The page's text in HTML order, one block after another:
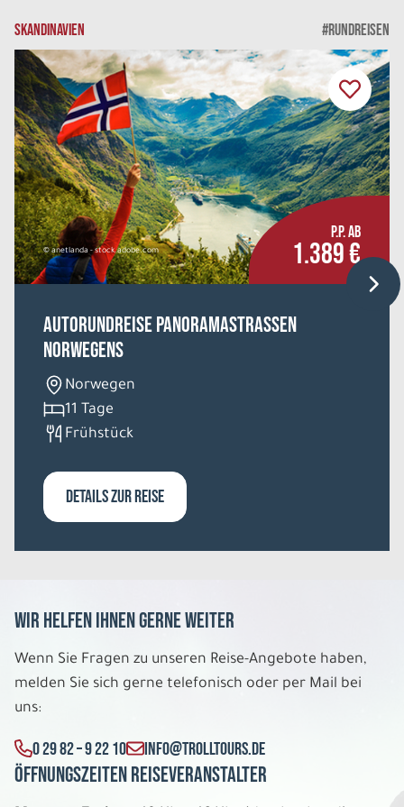
SKANDINAVIEN #RUNDREISEN
© anetlanda - stock.adobe.com
P.P. AB
1.389 €
Autorundreise Panoramastrassen
Norwegens
Norwegen
11 Tage
Frühstück
DETAILS ZUR REISE
Wir helfen Ihnen gerne weiter
Wenn Sie Fragen zu unseren Reise-Angebote haben,
melden Sie sich gerne telefonisch oder per Mail bei
uns:
0 29 82 – 9 22 10 INFO@TROLLTOURS.DE
Öffnungszeiten Reiseveranstalter